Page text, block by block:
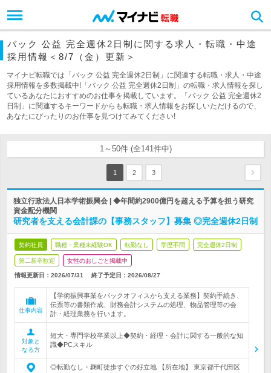
バック 公益 完全週休2日制に関する求人・転職・中途
採用情報＜8/7（金）更新＞
マイナビ転職では「バック 公益 完全週休2日制」に関連する転職・求人・中途
採用情報を多数掲載中!「バック 公益 完全週休2日制」の転職・求人情報を探し
ているあなたにおすすめのお仕事を掲載しています。「バック 公益 完全週休2
日制」に関連するキーワードからも転職・求人情報をお探しいただけるので、
あなたにぴったりのお仕事を見つけてみてください!
1～50件 (全141件中)
1 2 3
独立行政法人日本学術振興会 | ◆年間約2900億円を超える予算を担う研究
資金配分機関
研究者を支える会計課の【事務スタッフ】募集 ◎完全週休2日制
契約社員 職種・業種未経験OK 転勤なし 学歴不問 完全週休2日制
第二新卒歓迎 女性のおしごと掲載中
情報更新日：2026/07/31 終了予定日： 2026/08/27
仕事内容
【学術振興事業をバックオフィスから支える業務】契約手続き、
伝票等の書類作成、財務会計システムの処理、物品管理等の会
計・経理業務を行います。
対象と
なる方
短大・専門学校卒業以上◆契約・経理・会計に関する一般的な知
識◆PCスキル
◎転勤なし・麹町徒歩すぐの好立地 【所在地】 東京都千代田区